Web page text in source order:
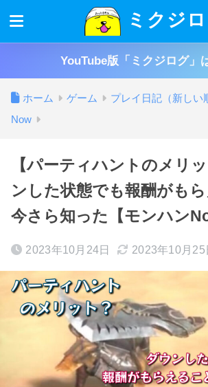
ミクジ
YouTube版「ミクジログ」
ホーム ゲーム プレイ日記（新しい
Now
【パーティハントのメリ
ンした状態でも報酬がも
今さら知った【モンハン
2023年10月24日 2023年10月25